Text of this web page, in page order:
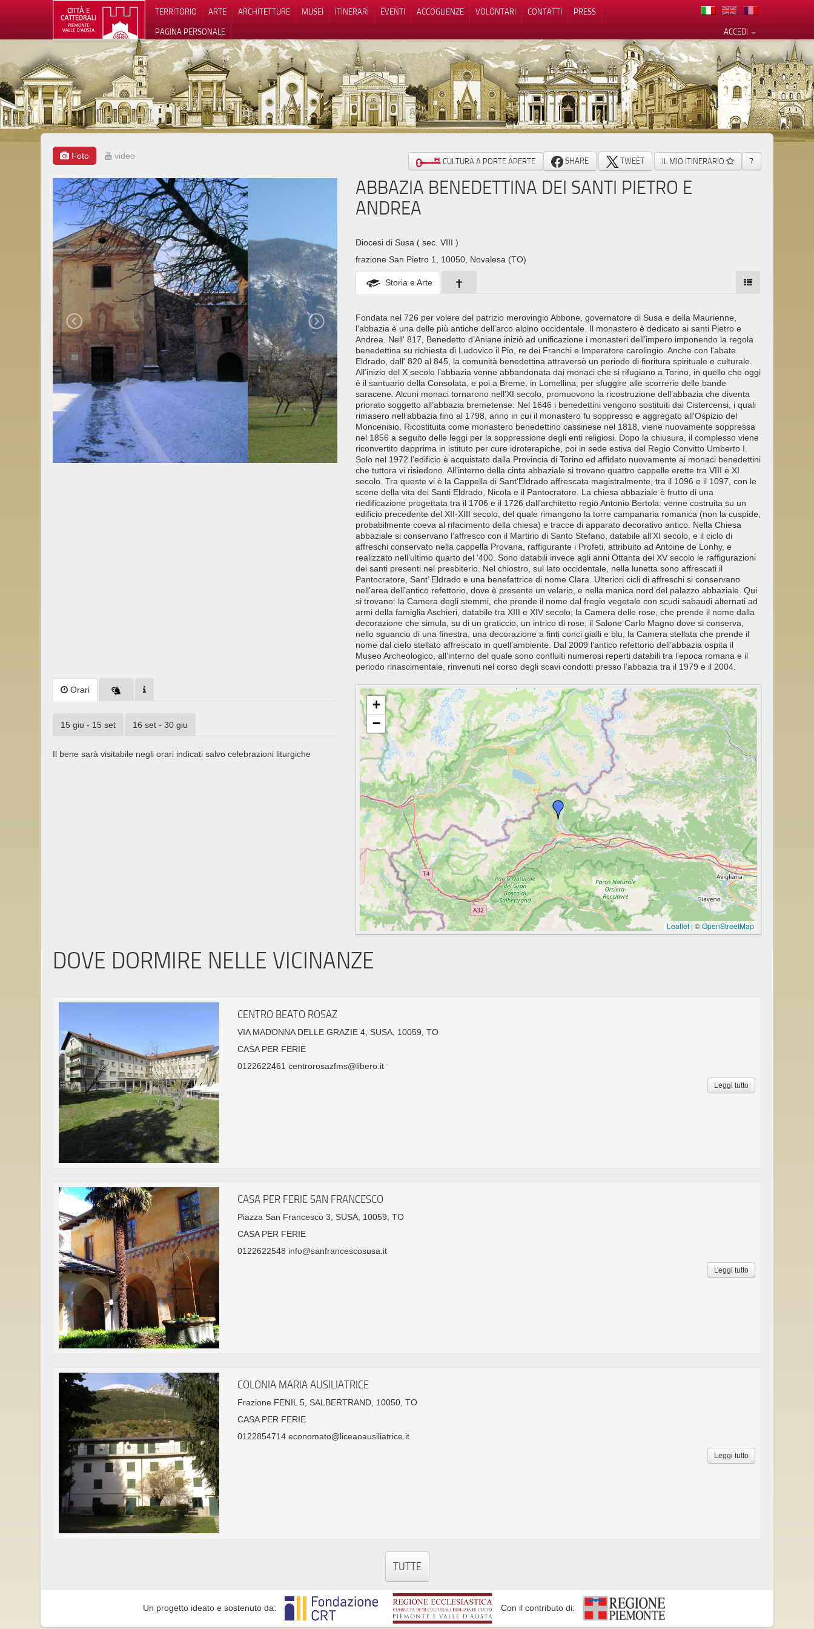
TERRITORIO ARTE ARCHITETTURE MUSEI ITINERARI EVENTI ACCOGLIENZE VOLONTARI CONTATTI
PRESS
ACCEDI
PAGINA PERSONALE
Foto video CULTURA A PORTE APERTE SHARE TWEET IL MIO ITINERARIO ?
ABBAZIA BENEDETTINA DEI SANTI PIETRO E
ANDREA
Diocesi di Susa ( sec. VIII )
frazione San Pietro 1, 10050, Novalesa (TO)
Storia e Arte
Fondata nel 726 per volere del patrizio merovingio Abbone, governatore di Susa e della Maurienne,
l’abbazia è una delle più antiche dell’arco alpino occidentale. Il monastero è dedicato ai santi Pietro e
Andrea. Nell' 817, Benedetto d’Aniane iniziò ad unificazione i monasteri dell’impero imponendo la regola
benedettina su richiesta di Ludovico il Pio, re dei Franchi e Imperatore carolingio. Anche con l'abate
Eldrado, dall' 820 al 845, la comunità benedettina attraversò un periodo di fioritura spirituale e culturale.
All’inizio del X secolo l’abbazia venne abbandonata dai monaci che si rifugiano a Torino, in quello che oggi
è il santuario della Consolata, e poi a Breme, in Lomellina, per sfuggire alle scorrerie delle bande
saracene. Alcuni monaci tornarono nell’XI secolo, promuovono la ricostruzione dell’abbazia che diventa
priorato soggetto all’abbazia bremetense. Nel 1646 i benedettini vengono sostituiti dai Cistercensi, i quali
rimasero nell’abbazia fino al 1798, anno in cui il monastero fu soppresso e aggregato all'Ospizio del
Moncenisio. Ricostituita come monastero benedettino cassinese nel 1818, viene nuovamente soppressa
nel 1856 a seguito delle leggi per la soppressione degli enti religiosi. Dopo la chiusura, il complesso viene
riconvertito dapprima in istituto per cure idroterapiche, poi in sede estiva del Regio Convitto Umberto I.
Solo nel 1972 l’edificio è acquistato dalla Provincia di Torino ed affidato nuovamente ai monaci benedettini
che tuttora vi risiedono. All’interno della cinta abbaziale si trovano quattro cappelle erette tra VIII e XI
secolo. Tra queste vi è la Cappella di Sant'Eldrado affrescata magistralmente, tra il 1096 e il 1097, con le
scene della vita dei Santi Eldrado, Nicola e il Pantocratore. La chiesa abbaziale è frutto di una
riedificazione progettata tra il 1706 e il 1726 dall’architetto regio Antonio Bertola: venne costruita su un
edificio precedente del XII-XIII secolo, del quale rimangono la torre campanaria romanica (non la cuspide,
probabilmente coeva al rifacimento della chiesa) e tracce di apparato decorativo antico. Nella Chiesa
abbaziale si conservano l’affresco con il Martirio di Santo Stefano, databile all’XI secolo, e il ciclo di
affreschi conservato nella cappella Provana, raffigurante i Profeti, attribuito ad Antoine de Lonhy, e
realizzato nell’ultimo quarto del ‘400. Sono databili invece agli anni Ottanta del XV secolo le raffigurazioni
dei santi presenti nel presbiterio. Nel chiostro, sul lato occidentale, nella lunetta sono affrescati il
Pantocratore, Sant’ Eldrado e una benefattrice di nome Clara. Ulteriori cicli di affreschi si conservano
nell’area dell’antico refettorio, dove è presente un velario, e nella manica nord del palazzo abbaziale. Qui
si trovano: la Camera degli stemmi, che prende il nome dal fregio vegetale con scudi sabaudi alternati ad
armi della famiglia Aschieri, databile tra XIII e XIV secolo; la Camera delle rose, che prende il nome dalla
decorazione che simula, su di un graticcio, un intrico di rose; il Salone Carlo Magno dove si conserva,
nello sguancio di una finestra, una decorazione a finti conci gialli e blu; la Camera stellata che prende il
nome dal cielo stellato affrescato in quell’ambiente. Dal 2009 l’antico refettorio dell’abbazia ospita il
Museo Archeologico, all’interno del quale sono confluiti numerosi reperti databili tra l’epoca romana e il
periodo rinascimentale, rinvenuti nel corso degli scavi condotti presso l’abbazia tra il 1979 e il 2004.
Orari
15 giu - 15 set 16 set - 30 giu
Il bene sarà visitabile negli orari indicati salvo celebrazioni liturgiche
+
−
Leaflet | ©OpenStreetMap
DOVE DORMIRE NELLE VICINANZE
CENTRO BEATO ROSAZ
VIA MADONNA DELLE GRAZIE 4, SUSA, 10059, TO
CASA PER FERIE
0122622461 centrorosazfms@libero.it
Leggi tutto
CASA PER FERIE SAN FRANCESCO
Piazza San Francesco 3, SUSA, 10059, TO
CASA PER FERIE
0122622548 info@sanfrancescosusa.it
Leggi tutto
COLONIA MARIA AUSILIATRICE
Frazione FENIL 5, SALBERTRAND, 10050, TO
CASA PER FERIE
0122854714 economato@liceaoausiliatrice.it
Leggi tutto
TUTTE
Un progetto ideato e sostenuto da: Con il contributo di:
Le tue preferenze relative alla privacy